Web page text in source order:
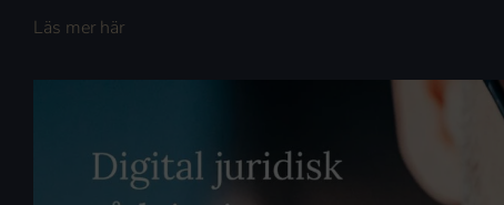
Läs mer här